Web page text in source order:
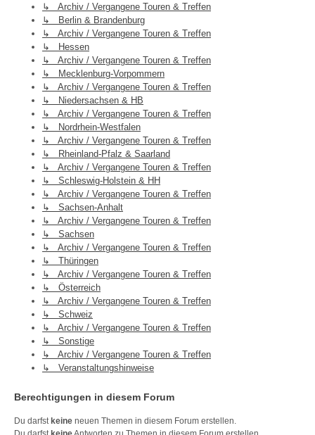
↳ Archiv / Vergangene Touren & Treffen
↳ Berlin & Brandenburg
↳ Archiv / Vergangene Touren & Treffen
↳ Hessen
↳ Archiv / Vergangene Touren & Treffen
↳ Mecklenburg-Vorpommern
↳ Archiv / Vergangene Touren & Treffen
↳ Niedersachsen & HB
↳ Archiv / Vergangene Touren & Treffen
↳ Nordrhein-Westfalen
↳ Archiv / Vergangene Touren & Treffen
↳ Rheinland-Pfalz & Saarland
↳ Archiv / Vergangene Touren & Treffen
↳ Schleswig-Holstein & HH
↳ Archiv / Vergangene Touren & Treffen
↳ Sachsen-Anhalt
↳ Archiv / Vergangene Touren & Treffen
↳ Sachsen
↳ Archiv / Vergangene Touren & Treffen
↳ Thüringen
↳ Archiv / Vergangene Touren & Treffen
↳ Österreich
↳ Archiv / Vergangene Touren & Treffen
↳ Schweiz
↳ Archiv / Vergangene Touren & Treffen
↳ Sonstige
↳ Archiv / Vergangene Touren & Treffen
↳ Veranstaltungshinweise
Berechtigungen in diesem Forum
Du darfst keine neuen Themen in diesem Forum erstellen.